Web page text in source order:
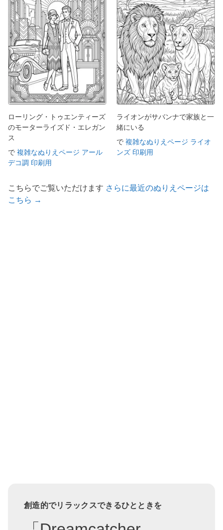
ローリング・トゥエンティーズ
のモーターライズド・エレガン
ス
で 複雑なぬりえページ アール
デコ調 印刷用
ライオンがサバンナで家族と一
緒にいる
で 複雑なぬりえページ ライオ
ンズ 印刷用
こちらでご覧いただけます さらに最近のぬりえページは
こちら →
創造的でリラックスできるひとときを